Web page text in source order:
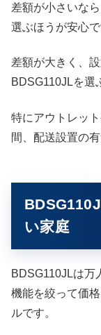
差額が小さいな
選ぶほうが安心で
差額が大きく、
BDSG110JLを選
特にアウトレッ
間、配送設置の
い家庭
BDSG110JLは万
機能を絞って価
ルです。